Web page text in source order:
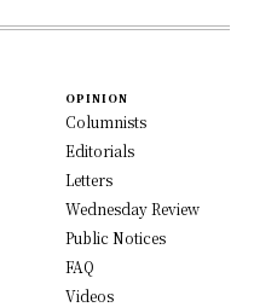
OPINION
Columnists
Editorials
Letters
Wednesday Review
Public Notices
FAQ
Videos